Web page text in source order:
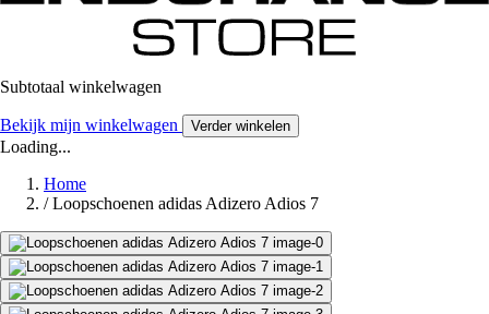
Subtotaal winkelwagen
Bekijk mijn winkelwagen Verder winkelen
Loading...
Home
/ Loopschoenen adidas Adizero Adios 7